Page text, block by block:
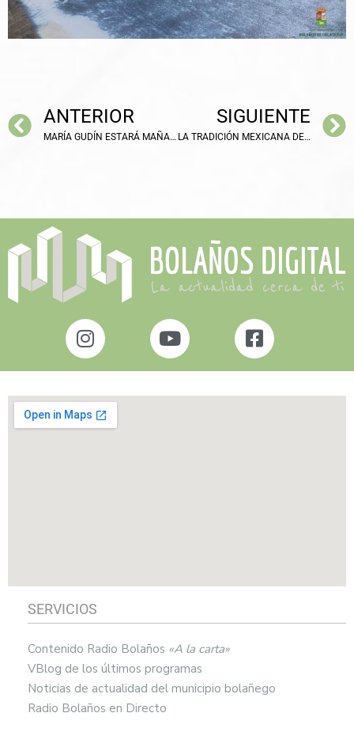
ANTERIOR
MARÍA GUDÍN ESTARÁ MAÑANA EN LA CASA DE CULTURA PARA IMPARTIR UNA CHARLA-COLOQUIO
SIGUIENTE
LA TRADICIÓN MEXICANA DEL DÍA DE LOS MUERTOS LLEGA A BOLAÑOS CON EL MUSICAL «COCO»
SERVICIOS
Contenido Radio Bolaños «A la carta»
VBlog de los últimos programas
Noticias de actualidad del municipio bolañego
Radio Bolaños en Directo